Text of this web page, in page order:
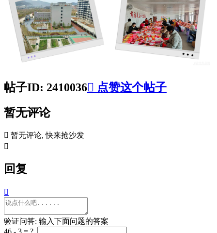
帖子ID: 2410036 点赞这个帖子
暂无评论
 暂无评论, 快来抢沙发

回复

验证问答: 输入下面问题的答案